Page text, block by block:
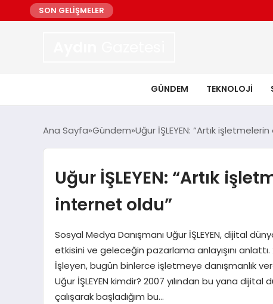
SON GELİŞMELER
GÜNDEM TEKNOLOJI
Ana Sayfa Gündem Uğur İŞLEYEN: “Artık
Uğur İŞLEYEN: “Artık
internet oldu”
Sosyal Medya Danışmanı Uğur İŞLEYEN, dijital
etkisini ve geleceğin pazarlama anlayışını
İşleyen, bugün binlerce işletmeye danışmanlık
Uğur İŞLEYEN kimdir? 2007 yılından bu yana
çalışarak başladığım bu…